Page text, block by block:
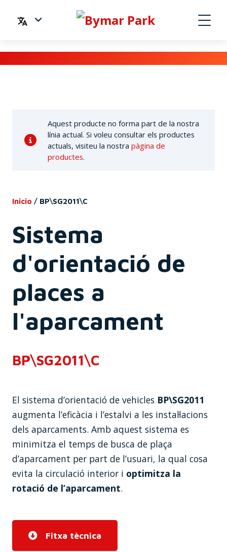
Aquest producte no forma part de la nostra
línia actual. Si voleu consultar els productes
actuals, visiteu la nostrapàgina de
productes.
Inicio / BP\SG2011\C
Sistema
d'orientació de
places a
l'aparcament
BP\SG2011\C
El sistema d’orientació de vehicles BP\SG2011
augmenta l’eficàcia i l’estalvi a les instal·lacions
dels aparcaments. Amb aquest sistema es
minimitza el temps de busca de plaça
d’aparcament per part de l’usuari, la qual cosa
evita la circulació interior i optimitza la
rotació de l’aparcament.
Fitxa tècnica